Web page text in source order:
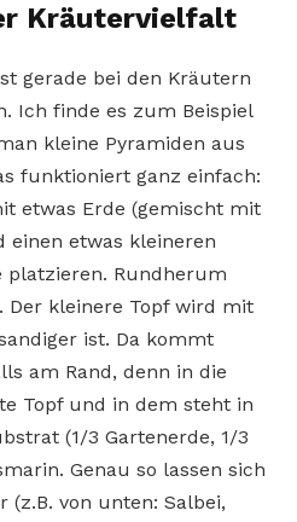
Kräutervielfalt
gerade bei den Kräutern
Ich finde es zum Beispiel
kleine Pyramiden aus
funktioniert ganz einfach:
etwas Erde (gemischt mit
etwas kleineren
Rundherum
Der kleinere Topf wird mit
ist. Da kommt
am Rand, denn in die
Topf und in dem steht in
(1/3 Gartenerde, 1/3
Genau so lassen sich
von unten: Salbei,